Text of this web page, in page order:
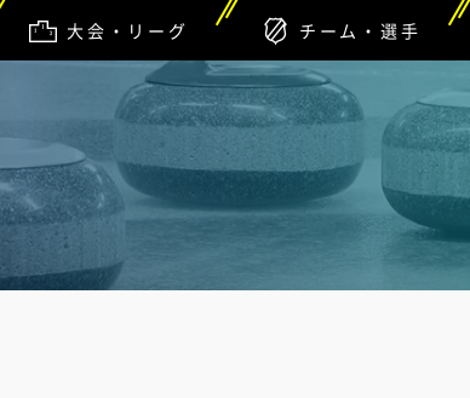
大会・リーグ チーム・選手